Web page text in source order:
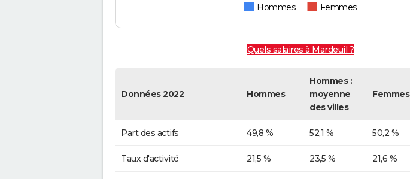
Hommes Femmes
Quels salaires à Mardeuil ?
Données 2022 Hommes
Hommes :
moyenne
des villes
Femmes
Part des actifs 49,8 % 52,1 % 50,2 %
Taux d'activité 21,5 % 23,5 % 21,6 %